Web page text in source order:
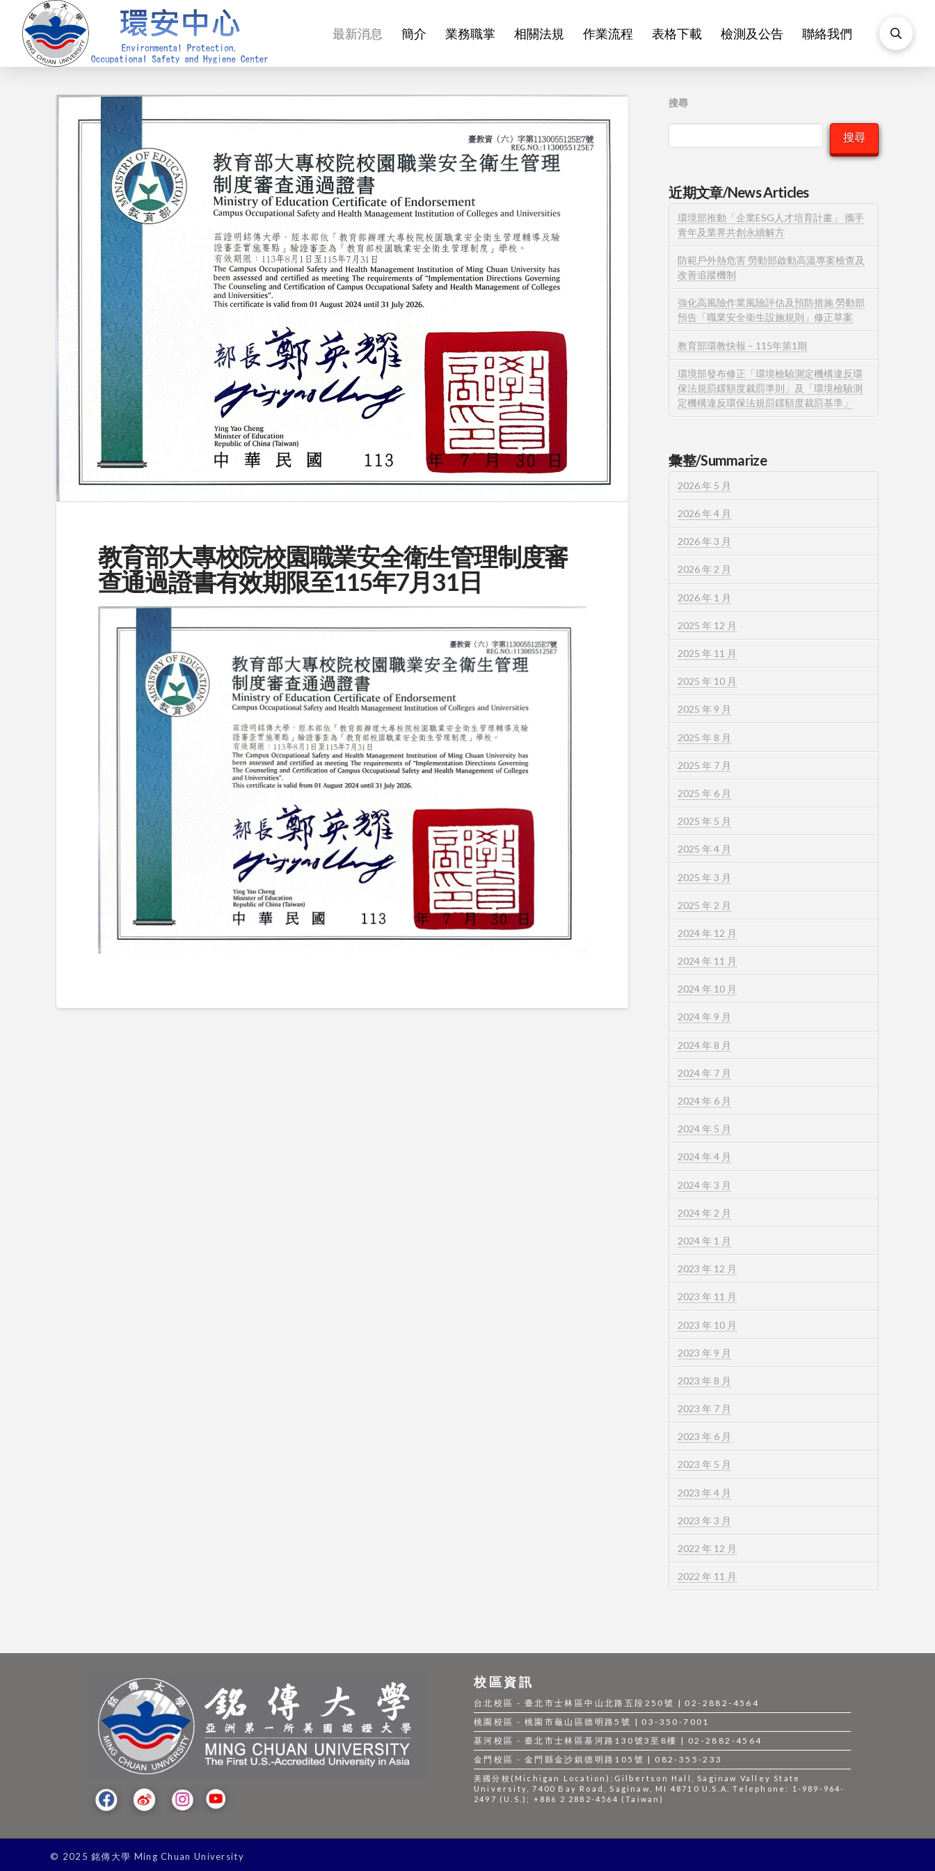
最新消息 簡介 業務職掌 相關法規 作業流程 表格下載 檢測及公告 聯絡我們
教育部大專校院校園職業安全衛生管理制度審
查通過證書有效期限至115年7月31日
搜尋
搜尋
近期文章/News Articles
環境部推動「企業ESG人才培育計畫」 攜手
青年及業界共創永續解方
防範戶外熱危害 勞動部啟動高溫專案檢查及
改善追蹤機制
強化高風險作業風險評估及預防措施 勞動部
預告「職業安全衛生設施規則」修正草案
教育部環教快報 – 115年第1期
環境部發布修正「環境檢驗測定機構違反環
保法規罰鍰額度裁罰準則」及「環境檢驗測
定機構違反環保法規罰鍰額度裁罰基準」
彙整/Summarize
2026 年 5 月
2026 年 4 月
2026 年 3 月
2026 年 2 月
2026 年 1 月
2025 年 12 月
2025 年 11 月
2025 年 10 月
2025 年 9 月
2025 年 8 月
2025 年 7 月
2025 年 6 月
2025 年 5 月
2025 年 4 月
2025 年 3 月
2025 年 2 月
2024 年 12 月
2024 年 11 月
2024 年 10 月
2024 年 9 月
2024 年 8 月
2024 年 7 月
2024 年 6 月
2024 年 5 月
2024 年 4 月
2024 年 3 月
2024 年 2 月
2024 年 1 月
2023 年 12 月
2023 年 11 月
2023 年 10 月
2023 年 9 月
2023 年 8 月
2023 年 7 月
2023 年 6 月
2023 年 5 月
2023 年 4 月
2023 年 3 月
2022 年 12 月
2022 年 11 月
校區資訊
台北校區 - 臺北市士林區中山北路五段250號 | 02-2882-4564
桃園校區 - 桃園市龜山區德明路5號 | 03-350-7001
基河校區 - 臺北市士林區基河路130號3至8樓 | 02-2882-4564
金門校區 - 金門縣金沙鎮德明路105號 | 082-355-233
美國分校(Michigan Location):Gilbertson Hall, Saginaw Valley State
University, 7400 Bay Road, Saginaw, MI 48710 U.S.A. Telephone: 1-989-964-
2497 (U.S.); +886 2 2882-4564 (Taiwan)
© 2025 銘傳大學 Ming Chuan University